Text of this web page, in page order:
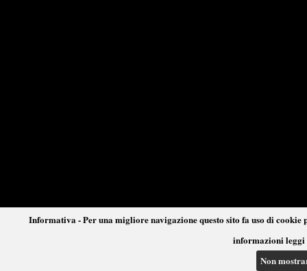
Informativa - Per una migliore navigazione questo sito fa uso di
informazioni leggi
Non